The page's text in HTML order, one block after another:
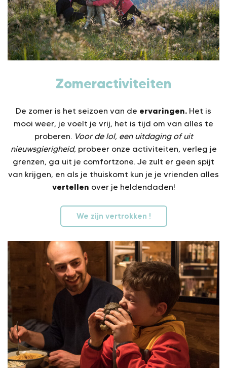
Zomeractiviteiten
De zomer is het seizoen van de ervaringen. Het is
mooi weer, je voelt je vrij, het is tijd om van alles te
proberen. Voor de lol, een uitdaging of uit
nieuwsgierigheid, probeer onze activiteiten, verleg je
grenzen, ga uit je comfortzone. Je zult er geen spijt
van krijgen, en als je thuiskomt kun je je vrienden alles
vertellen over je heldendaden!
We zijn vertrokken !